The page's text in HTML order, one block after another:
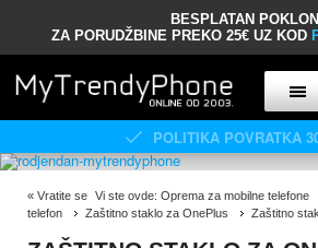
BESPLATAN POKLON
ZA PORUDŽBINE PREKO 25€ UZ KOD
POLITIKA POVRATKA
« Vratite se Vi ste ovde: Oprema za mobilne telefone
telefon
Zaštitno staklo za OnePlus Zaštitno